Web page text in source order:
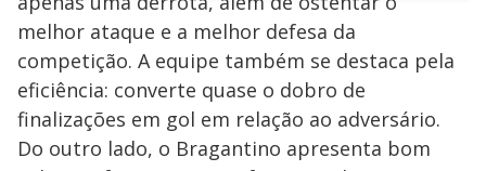
a
y
d
s
n
o
s
M
u
o
melhor ataque e a melhor defesa da
competição. A equipe também se destaca pela
eficiência: converte quase o dobro de
finalizações em gol em relação ao adversário.
Do outro lado, o Bragantino apresenta bom